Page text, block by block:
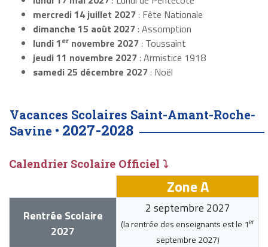
mercredi 14 juillet 2027: Fête Nationale
dimanche 15 août 2027: Assomption
lundi 1er novembre 2027: Toussaint
jeudi 11 novembre 2027: Armistice 1918
samedi 25 décembre 2027: Noël
Vacances Scolaires Saint-Amant-Roche-
Savine • 2027-2028
Calendrier Scolaire Officiel ⤵
Zone A
Rentrée Scolaire
2027
2 septembre 2027
(la rentrée des enseignants est le 1er
septembre 2027)